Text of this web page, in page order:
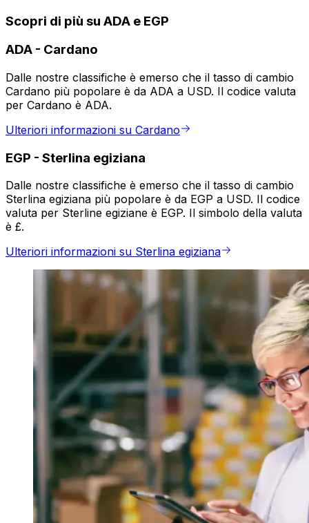
Scopri di più su ADA e EGP
ADA - Cardano
Dalle nostre classifiche è emerso che il tasso di cambio
Cardano più popolare è da ADA a USD. Il codice valuta
per Cardano è ADA.
Ulteriori informazioni su Cardano
EGP - Sterlina egiziana
Dalle nostre classifiche è emerso che il tasso di cambio
Sterlina egiziana più popolare è da EGP a USD. Il codice
valuta per Sterline egiziane è EGP. Il simbolo della valuta
è £.
Ulteriori informazioni su Sterlina egiziana